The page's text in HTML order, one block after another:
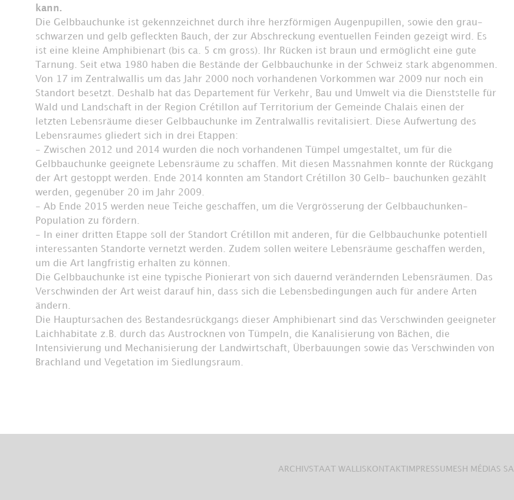
kann.
Die Gelbbauchunke ist gekennzeichnet durch ihre herzförmigen Augenpupillen, sowie den grau-
schwarzen und gelb gefleckten Bauch, der zur Abschreckung eventuellen Feinden gezeigt wird.
Es
ist eine kleine Amphibienart (bis ca. 5 cm gross). Ihr Rücken ist braun und ermöglicht eine gute
Tarnung. Seit etwa 1980 haben die Bestände der Gelbbauchunke in der Schweiz stark abgenommen.
Von 17 im Zentralwallis um das Jahr 2000 noch vorhandenen Vorkommen war 2009 nur noch ein
Standort besetzt. Deshalb hat das Departement für Verkehr, Bau und Umwelt via die Dienststelle für
Wald und Landschaft in der Region Crétillon auf Territorium der Gemeinde Chalais einen der
letzten Lebensräume dieser Gelbbauchunke im Zentralwallis revitalisiert. Diese Aufwertung des
Lebensraumes gliedert sich in drei Etappen:
- Zwischen 2012 und 2014 wurden die noch vorhandenen Tümpel umgestaltet, um für die
Gelbbauchunke geeignete Lebensräume zu schaffen. Mit diesen Massnahmen konnte der Rückgang
der Art gestoppt werden. Ende 2014 konnten am Standort Crétillon 30 Gelb- bauchunken gezählt
werden, gegenüber 20 im Jahr 2009.
- Ab Ende 2015 werden neue Teiche geschaffen, um die Vergrösserung der Gelbbauchunken-
Population zu fördern.
- In einer dritten Etappe soll der Standort Crétillon mit anderen, für die Gelbbauchunke potentiell
interessanten Standorte vernetzt werden. Zudem sollen weitere Lebensräume geschaffen werden,
um die Art langfristig erhalten zu können.
Die Gelbbauchunke ist eine typische Pionierart von sich dauernd verändernden Lebensräumen. Das
Verschwinden der Art weist darauf hin, dass sich die Lebensbedingungen auch für andere Arten
ändern.
Die Hauptursachen des Bestandesrückgangs dieser Amphibienart sind das Verschwinden geeigneter
Laichhabitate z.B. durch das Austrocknen von Tümpeln, die Kanalisierung von Bächen, die
Intensivierung und Mechanisierung der Landwirtschaft, Überbauungen sowie das Verschwinden von
Brachland und Vegetation im Siedlungsraum.
ARCHIVSTAAT WALLIS KONTAKT IMPRESSUM ESH MÉDIAS SA